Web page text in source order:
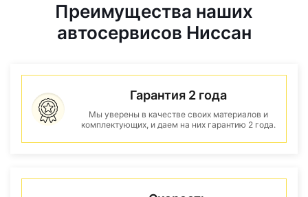
Преимущества наших
автосервисов Ниссан
Гарантия 2 года
Мы уверены в качестве своих материалов и
комплектующих, и даем на них гарантию 2 года.